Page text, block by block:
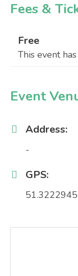
Fees &
Free
This event
Event
Address:
-
GPS: